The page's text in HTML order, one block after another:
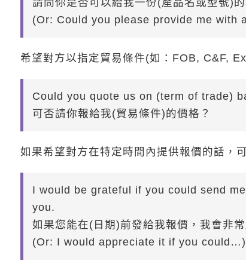
請問你是否可以給我一份(產品名或型號)的
(Or: Could you please provide me with
希望對方以指定貿易條件(如：FOB, C&F,
Could you quote us on (term of trade)
可否請你報給我(貿易條件)的價格？
如果希望對方在特定時間內提供報價的話，可
I would be grateful if you could send
you.
如果您能在(日期)前發給我報價，我會非
(Or: I would appreciate it if you could…)